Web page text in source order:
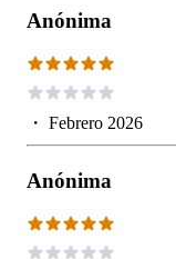
Anónima
・ Febrero 2026
Anónima